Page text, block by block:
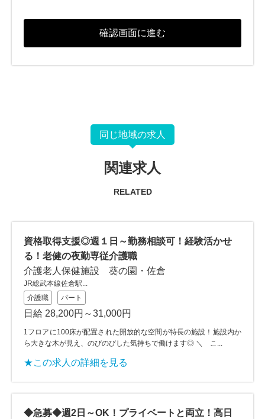
同じ地域の求人
関連求人
RELATED
資格取得支援◎週１日～勤務相談可！経験活かせ
る！老健の夜勤専従介護職
介護老人保健施設 葵の園・佐倉
JR総武本線佐倉駅...
介護職
パート
日給 28,200円～31,000円
1フロアに100床が配置された開放的な空間が特長の施設！施設内か
ら大きな木が見え、のびのびした気持ちで働けます◎ ＼ こ...
★この求人の詳細を見る
◆急募◆週2日～OK！プライベートと両立！高日